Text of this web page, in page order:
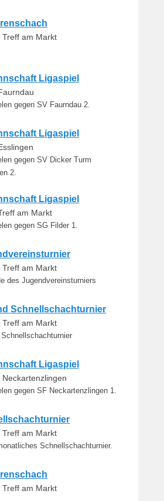
Treff am Markt
Ligaspiel
gegen SV Faurndau 2.
Ligaspiel
gegen SV Dicker Turm
2.
Ligaspiel
am Markt
gegen SG Filder 1.
Treff am Markt
des Jugendvereinsturniers
Schnellschachturnier
Treff am Markt
Ligaspiel
Neckartenzlingen
gegen SF Neckartenzlingen 1.
Treff am Markt
Schnellschachturnier.
Treff am Markt